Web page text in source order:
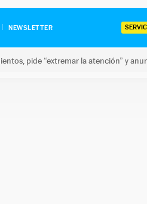
NEWSLETTER
pide “extremar la atención” y